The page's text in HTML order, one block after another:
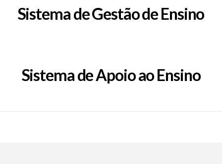
Sistema de Gestão de Ensino
Sistema de Apoio ao Ensino